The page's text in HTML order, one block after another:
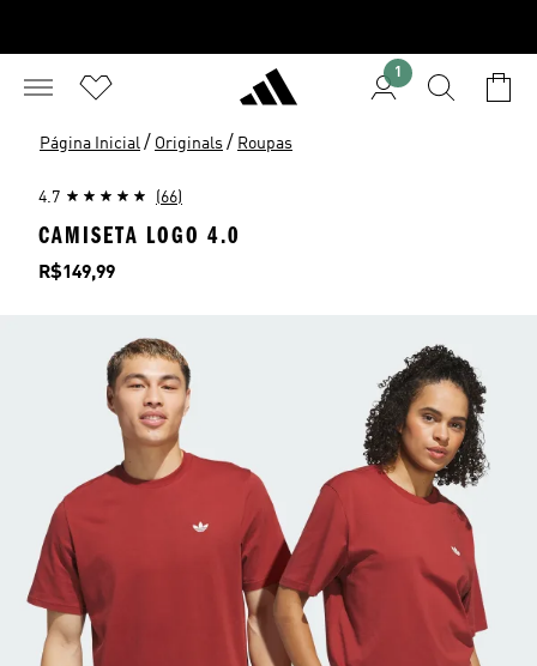
1
Página Inicial / Originals / Roupas
4.7 (66)
CAMISETA LOGO 4.0
Preço
R$149,99